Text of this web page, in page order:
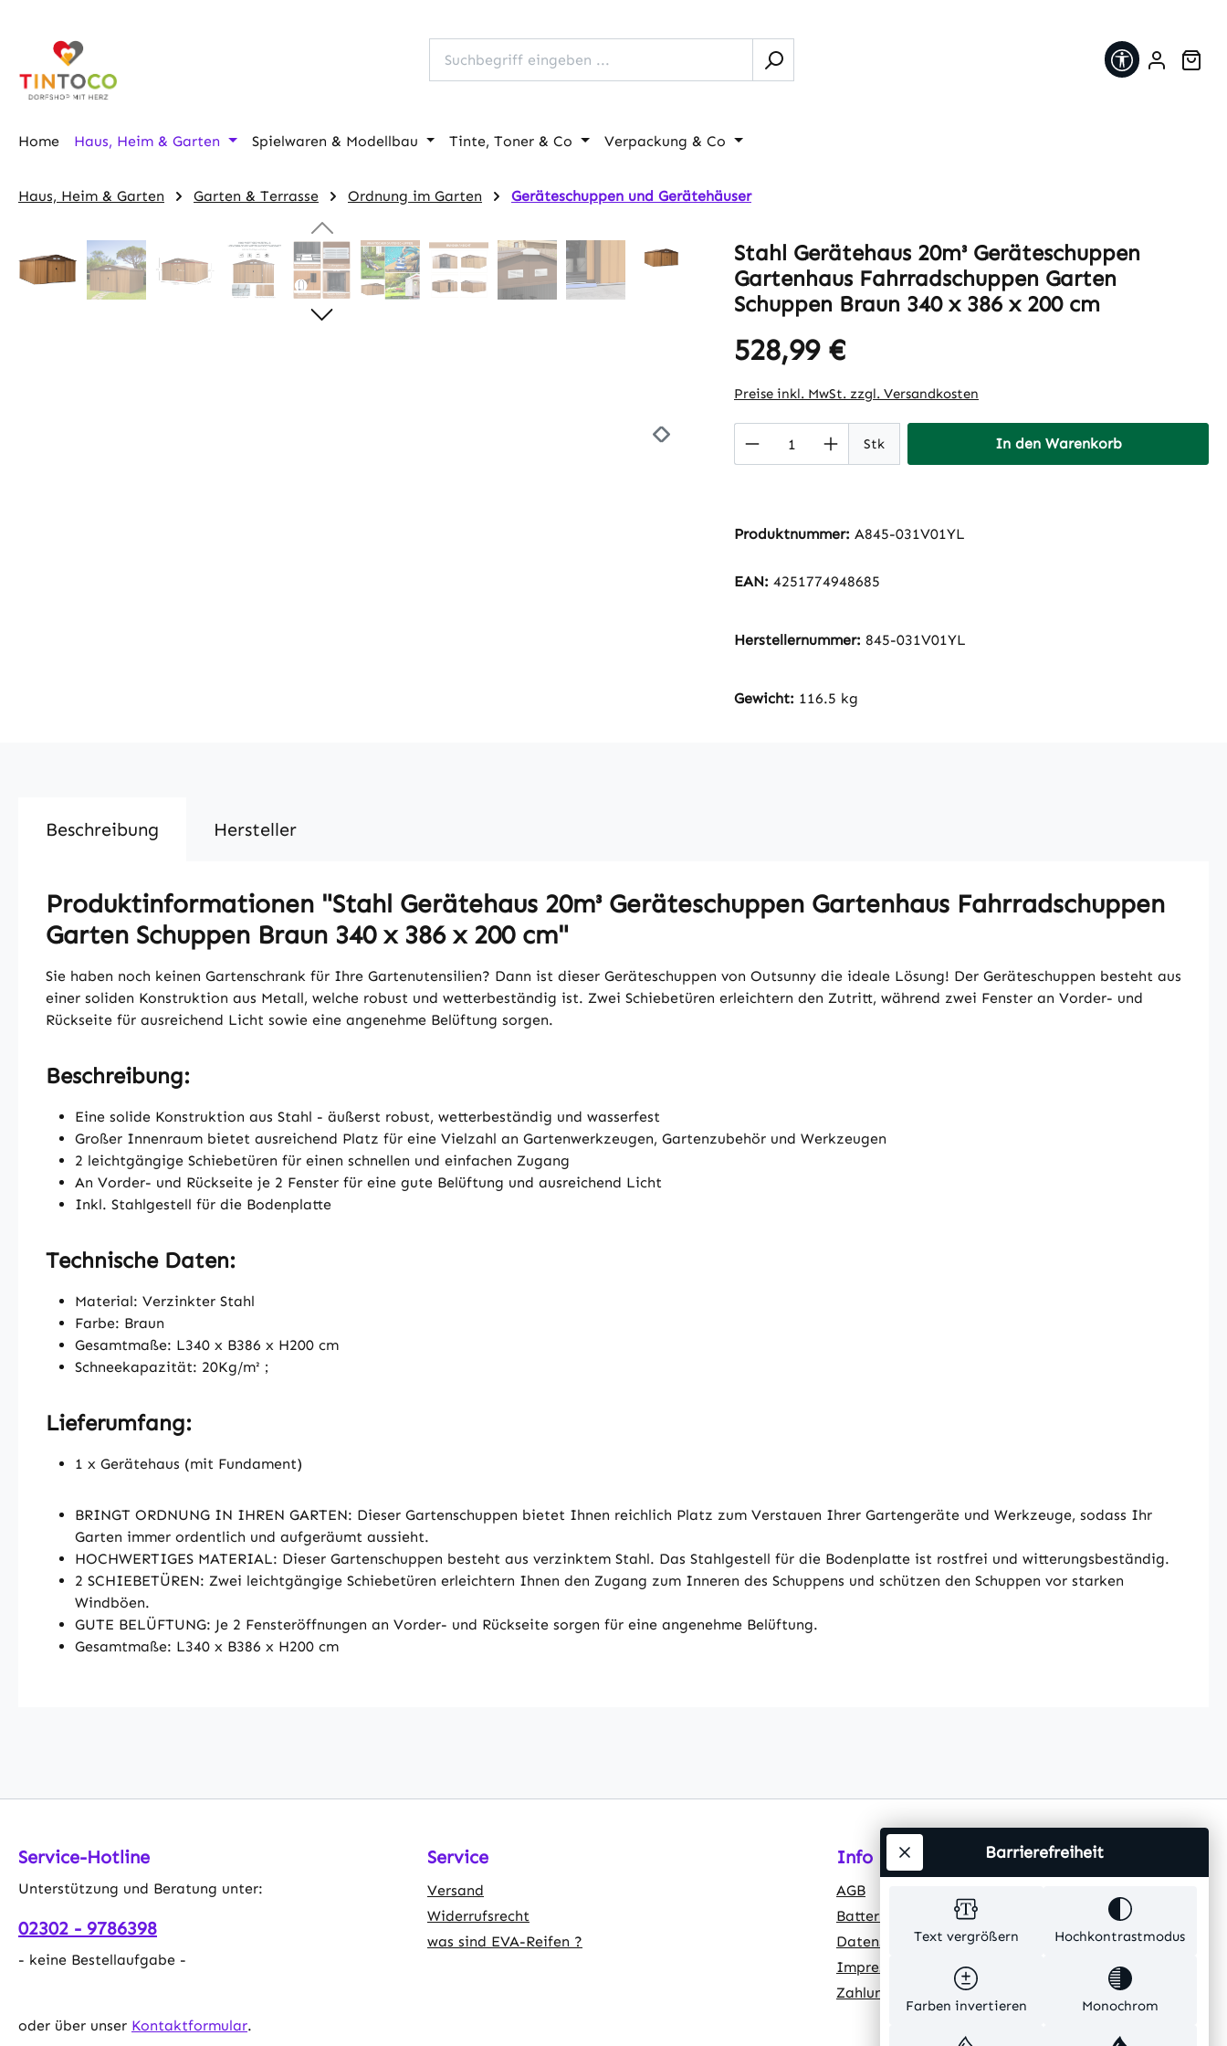
Home Haus, Heim & Garten Spielwaren & Modellbau Tinte, Toner & Co Verpackung & Co
Haus, Heim & Garten Garten & Terrasse Ordnung im Garten Geräteschuppen und Gerätehäuser
Stahl Gerätehaus 20m³ Geräteschuppen
Gartenhaus Fahrradschuppen Garten
Schuppen Braun 340 x 386 x 200 cm
Regulärer Preis:
528,99 €
Preise inkl. MwSt. zzgl. Versandkosten
Produkt Anzahl: Gib den gewünschten Wert
Stk In den Warenkorb
Produktnummer: A845-031V01YL
EAN: 4251774948685
Herstellernummer: 845-031V01YL
Gewicht: 116.5 kg
Beschreibung Hersteller
Produktinformationen "Stahl Gerätehaus 20m³ Geräteschuppen Gartenhaus Fahrradschuppen
Garten Schuppen Braun 340 x 386 x 200 cm"
Sie haben noch keinen Gartenschrank für Ihre Gartenutensilien? Dann ist dieser Geräteschuppen von Outsunny die ideale Lösung! Der Geräteschuppen besteht aus
einer soliden Konstruktion aus Metall, welche robust und wetterbeständig ist. Zwei Schiebetüren erleichtern den Zutritt, während zwei Fenster an Vorder- und
Rückseite für ausreichend Licht sowie eine angenehme Belüftung sorgen.
Beschreibung:
Eine solide Konstruktion aus Stahl - äußerst robust, wetterbeständig und wasserfest
Großer Innenraum bietet ausreichend Platz für eine Vielzahl an Gartenwerkzeugen, Gartenzubehör und Werkzeugen
2 leichtgängige Schiebetüren für einen schnellen und einfachen Zugang
An Vorder- und Rückseite je 2 Fenster für eine gute Belüftung und ausreichend Licht
Inkl. Stahlgestell für die Bodenplatte
Technische Daten:
Material: Verzinkter Stahl
Farbe: Braun
Gesamtmaße: L340 x B386 x H200 cm
Schneekapazität: 20Kg/m²；
Lieferumfang:
1 x Gerätehaus (mit Fundament)
BRINGT ORDNUNG IN IHREN GARTEN: Dieser Gartenschuppen bietet Ihnen reichlich Platz zum Verstauen Ihrer Gartengeräte und Werkzeuge, sodass Ihr
Garten immer ordentlich und aufgeräumt aussieht.
HOCHWERTIGES MATERIAL: Dieser Gartenschuppen besteht aus verzinktem Stahl. Das Stahlgestell für die Bodenplatte ist rostfrei und witterungsbeständig.
2 SCHIEBETÜREN: Zwei leichtgängige Schiebetüren erleichtern Ihnen den Zugang zum Inneren des Schuppens und schützen den Schuppen vor starken
Windböen.
GUTE BELÜFTUNG: Je 2 Fensteröffnungen an Vorder- und Rückseite sorgen für eine angenehme Belüftung.
Gesamtmaße: L340 x B386 x H200 cm
Service-Hotline
Unterstützung und Beratung unter:
02302 - 9786398
- keine Bestellaufgabe -
oder über unser Kontaktformular.
Service
Versand
Widerrufsrecht
was sind EVA-Reifen ?
Info
AGB
Batteriehinweis
Datenschutz
Impressum
Zahlungsarten
Text vergrößern Hochkontrastmodus
Farben invertieren Monochrom
Barrierefreiheit